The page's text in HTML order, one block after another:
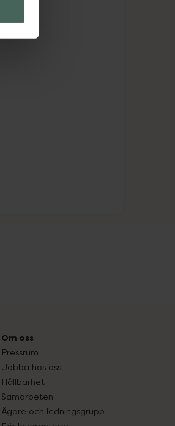
Om oss
Pressrum
Jobba hos oss
Hållbarhet
Samarbeten
Ägare och ledningsgrupp